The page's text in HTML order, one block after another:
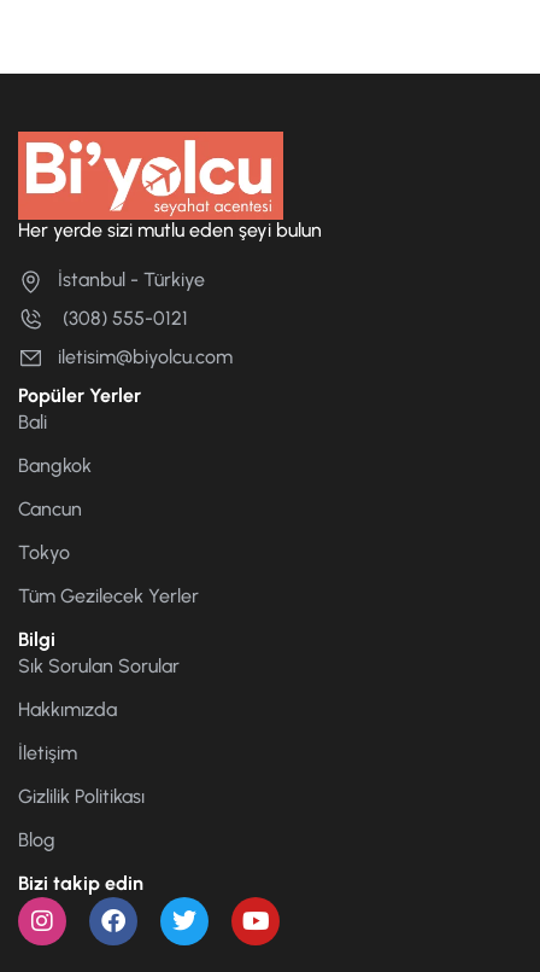
Her yerde sizi mutlu eden şeyi bulun
İstanbul - Türkiye
(308) 555-0121
iletisim@biyolcu.com
Popüler Yerler
Bali
Bangkok
Cancun
Tokyo
Tüm Gezilecek Yerler
Bilgi
Sık Sorulan Sorular
Hakkımızda
İletişim
Gizlilik Politikası
Blog
Bizi takip edin